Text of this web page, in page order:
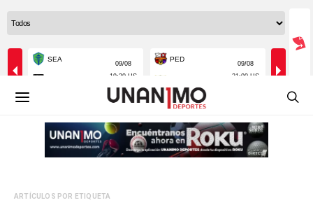
ARTÍCULOS POR ETIQUETA